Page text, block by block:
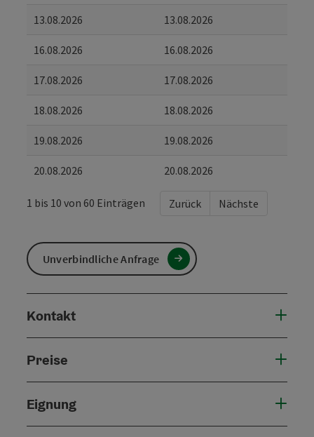
13.08.2026 13.08.2026
16.08.2026 16.08.2026
17.08.2026 17.08.2026
18.08.2026 18.08.2026
19.08.2026 19.08.2026
20.08.2026 20.08.2026
1 bis 10 von 60 Einträgen Zurück Nächste
Unverbindliche Anfrage
Kontakt
Preise
Eignung